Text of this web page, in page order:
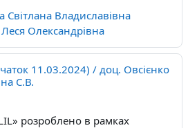
Світлана Владиславівна
Олександрівна
11.03.2024) / доц. Овсієнко
С.В.
» розроблено в рамках